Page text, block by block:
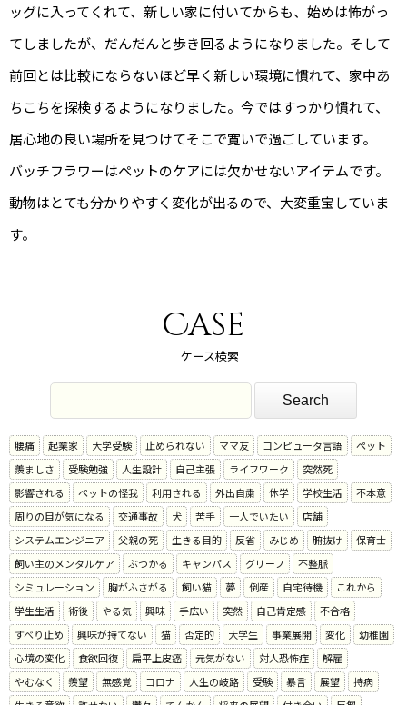
ッグに入ってくれて、新しい家に付いてからも、始めは怖がっ
てしましたが、だんだんと歩き回るようになりました。そして
前回とは比較にならないほど早く新しい環境に慣れて、家中あ
ちこちを探検するようになりました。今ではすっかり慣れて、
居心地の良い場所を見つけてそこで寛いで過ごしています。
バッチフラワーはペットのケアには欠かせないアイテムです。
動物はとても分かりやすく変化が出るので、大変重宝していま
す。
Case
ケース検索
腰痛 起業家 大学受験 止められない ママ友 コンピュータ言語
ペット
羨ましさ
受験勉強 人生設計 自己主張 ライフワーク
突然死
影響される
ペットの怪我 利用される 外出自粛 休学 学校生活
不本意
周りの目が気になる
交通事故 犬 苦手 一人でいたい
店舗
システムエンジニア
父親の死 生きる目的 反省 みじめ 腑抜け
保育士
飼い主のメンタルケア
ぶつかる キャンパス グリーフ
不整脈
シミュレーション
胸がふさがる 飼い猫 夢 倒産 自宅待機
これから
学生生活
術後 やる気 興味 手広い 突然 自己肯定感
不合格
すべり止め
興味が持てない 猫 否定的 大学生 事業展開 変化
幼稚園
心境の変化
食欲回復 扁平上皮癌 元気がない 対人恐怖症
解雇
やむなく
羨望 無感覚 コロナ 人生の岐路 受験 暴言 展望
持病